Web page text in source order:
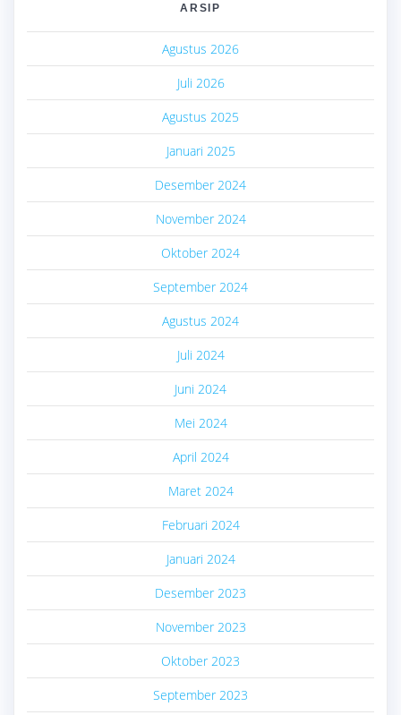
ARSIP
Agustus 2026
Juli 2026
Agustus 2025
Januari 2025
Desember 2024
November 2024
Oktober 2024
September 2024
Agustus 2024
Juli 2024
Juni 2024
Mei 2024
April 2024
Maret 2024
Februari 2024
Januari 2024
Desember 2023
November 2023
Oktober 2023
September 2023